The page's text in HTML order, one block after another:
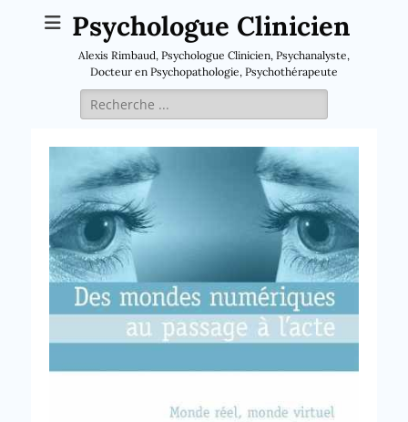
Psychologue Clinicien
Alexis Rimbaud, Psychologue Clinicien, Psychanalyste,
Docteur en Psychopathologie, Psychothérapeute
Rechercher :